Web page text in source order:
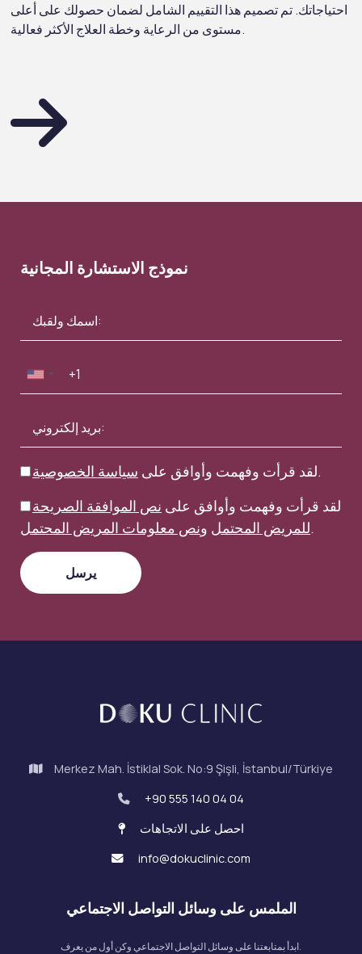
احتياجاتك. تم تصميم هذا التقييم الشامل لضمان حصولك على أعلى
مستوى من الرعاية وخطة العلاج الأكثر فعالية.
نموذج الاستشارة المجانية
لقد قرأت وفهمت وأوافق على سياسة الخصوصية
.
لقد قرأت وفهمت وأوافق على نص الموافقة الصريحة
للمريض المحتمل ونص معلومات المريض المحتمل .
Merkez Mah. İstiklal Sok. No:9 Şişli, İstanbul/Türkiye
+90 555 140 04 04
احصل على الاتجاهات
info@dokuclinic.com
الملمس على وسائل التواصل الاجتماعي
ابدأ بمتابعتنا على وسائل التواصل الاجتماعي وكن أول من يعرف.